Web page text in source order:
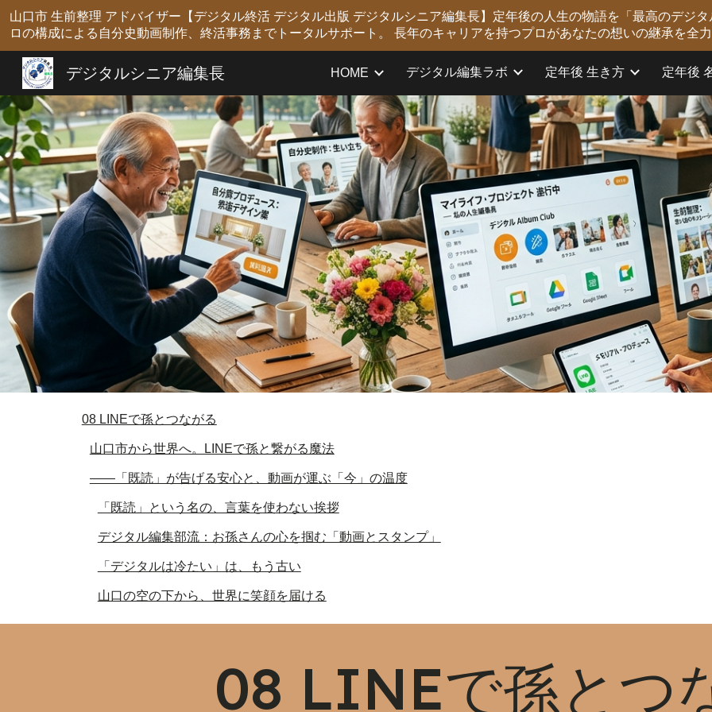
Skip to main content Skip to
山口市 生前整理 アドバイザー【デジタル終活 デジタル出版 デジタルシニア編集長】定年後の人生の物語を「最高のデジ
ロの構成による自分史動画制作、終活事務までトータルサポート。 長年のキャリアを持つプロがあなたの想いの継承を全
デジタルシニア編集長 HOME デジタル編集ラボ 定年後 生き方 定年後
08 LINEで孫とつながる
山口市から世界へ。LINEで孫と繋がる魔法
――「既読」が告げる安心と、動画が運ぶ「今」の温度
「既読」という名の、言葉を使わない挨拶
デジタル編集部流：お孫さんの心を掴む「動画とスタンプ」
「デジタルは冷たい」は、もう古い
山口の空の下から、世界に笑顔を届ける
08 LINEで孫とつ